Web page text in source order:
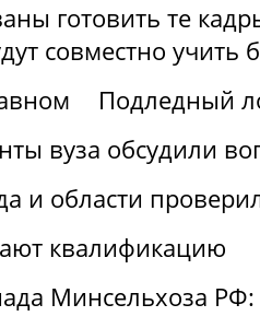
готовить те
совместно учить
Подледный
вуза обсудили
и области
квалификацию
Минсельхоза